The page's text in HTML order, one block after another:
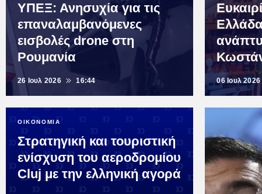
ΥΠΕΞ: Ανησυχία για τις
επαναλαμβανόμενες
εισβολές drone στη
Ρουμανία
26 Ιουλ 2026 16:44 06 Ιουλ 2026
ΟΙΚΟΝΟΜΙΑ
Στρατηγική και τουριστική
ενίσχυση του αεροδρομίου
Cluj με την ελληνική αγορά